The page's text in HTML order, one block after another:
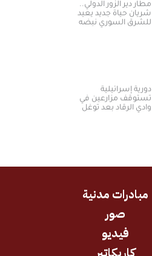
مطار دير الزور الدولي..
شريان حياة جديد يعيد
للشرق السوري نبضه
دورية إسرائيلية
تستوقف مزارعين في
وادي الرقاد بعد توغل
مبادرات مدنية
صور
فيديو